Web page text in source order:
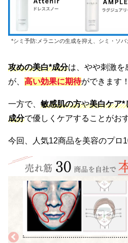
*シミ予防:メラニンの生成を抑え、シミ・ソ
攻めの美白*成分は、やや刺激を
が、 高い効果に期待ができます！
一方で、 敏感肌の方や美白ケア*
成分で優しくケアすることがお
今回、人気12商品を美容のプロ
検証1
<美白効果>
専門カメラで美白化粧水の使用後の肌状況
シワ・たるみ・毛穴などにアプローチして
美白成分の充実度まで採点。